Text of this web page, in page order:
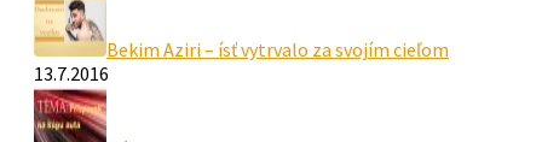
Bekim Aziri – ísť vytrvalo za svojím cieľom
13.7.2016